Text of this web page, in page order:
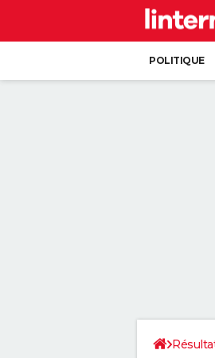
POLITIQUE